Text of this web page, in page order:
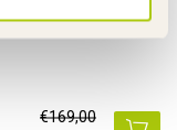
€169,00